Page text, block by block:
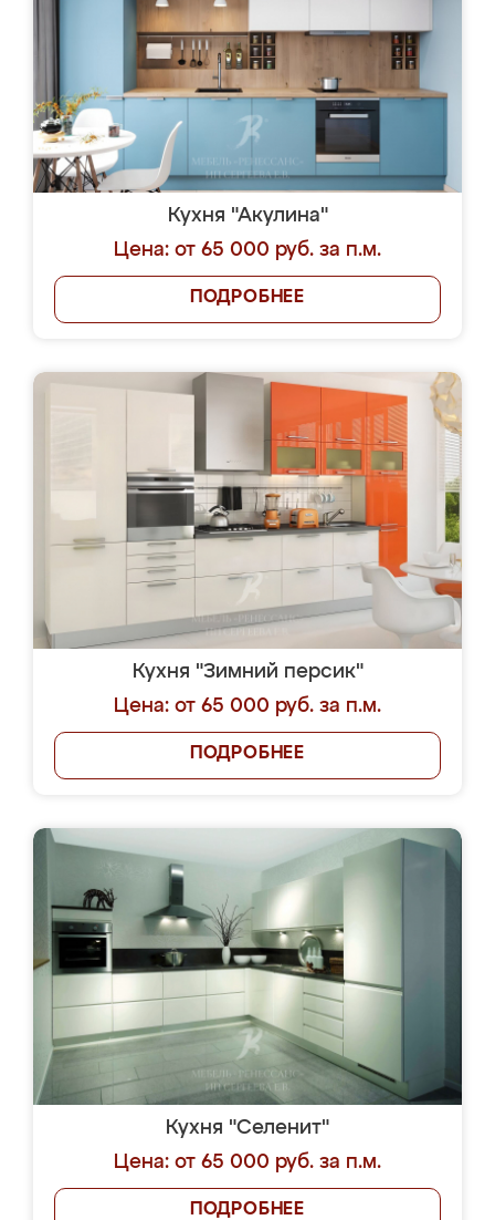
Кухня "Акулина"
Цена: от 65 000 руб. за п.м.
ПОДРОБНЕЕ
Кухня "Зимний персик"
Цена: от 65 000 руб. за п.м.
ПОДРОБНЕЕ
Кухня "Селенит"
Цена: от 65 000 руб. за п.м.
ПОДРОБНЕЕ